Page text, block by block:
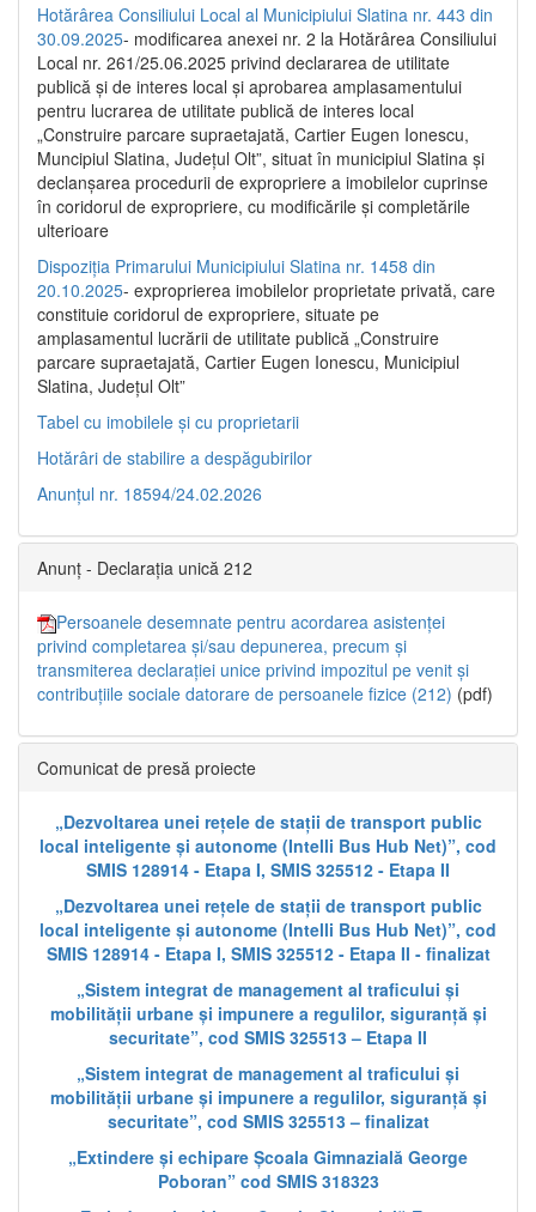
Hotărârea Consiliului Local al Municipiului Slatina nr. 443 din
30.09.2025- modificarea anexei nr. 2 la Hotărârea Consiliului
Local nr. 261/25.06.2025 privind declararea de utilitate
publică şi de interes local şi aprobarea amplasamentului
pentru lucrarea de utilitate publică de interes local
„Construire parcare supraetajată, Cartier Eugen Ionescu,
Muncipiul Slatina, Judeţul Olt”, situat în municipiul Slatina şi
declanşarea procedurii de expropriere a imobilelor cuprinse
în coridorul de expropriere, cu modificările şi completările
ulterioare
Dispoziția Primarului Municipiului Slatina nr. 1458 din
20.10.2025- exproprierea imobilelor proprietate privată, care
constituie coridorul de expropriere, situate pe
amplasamentul lucrării de utilitate publică „Construire
parcare supraetajată, Cartier Eugen Ionescu, Municipiul
Slatina, Județul Olt”
Tabel cu imobilele și cu proprietarii
Hotărâri de stabilire a despăgubirilor
Anunțul nr. 18594/24.02.2026
Anunț - Declarația unică 212
Persoanele desemnate pentru acordarea asistenței
privind completarea și/sau depunerea, precum și
transmiterea declarației unice privind impozitul pe venit și
contribuțiile sociale datorare de persoanele fizice (212) (pdf)
Comunicat de presă proiecte
„Dezvoltarea unei rețele de stații de transport public
local inteligente și autonome (Intelli Bus Hub Net)”, cod
SMIS 128914 - Etapa I, SMIS 325512 - Etapa II
„Dezvoltarea unei rețele de stații de transport public
local inteligente și autonome (Intelli Bus Hub Net)”, cod
SMIS 128914 - Etapa I, SMIS 325512 - Etapa II - finalizat
„Sistem integrat de management al traficului și
mobilității urbane și impunere a regulilor, siguranță și
securitate”, cod SMIS 325513 – Etapa II
„Sistem integrat de management al traficului și
mobilității urbane și impunere a regulilor, siguranță și
securitate”, cod SMIS 325513 – finalizat
„Extindere și echipare Școala Gimnazială George
Poboran” cod SMIS 318323